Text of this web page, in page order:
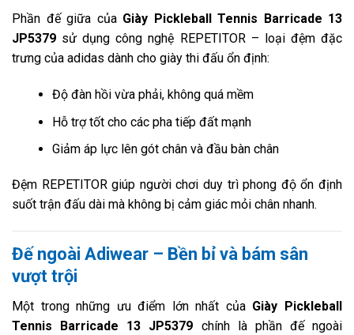
Phần đế giữa của Giày Pickleball Tennis Barricade 13
JP5379 sử dụng công nghệ REPETITOR – loại đệm đặc
trưng của adidas dành cho giày thi đấu ổn định:
Độ đàn hồi vừa phải, không quá mềm
Hỗ trợ tốt cho các pha tiếp đất mạnh
Giảm áp lực lên gót chân và đầu bàn chân
Đệm REPETITOR giúp người chơi duy trì phong độ ổn định
suốt trận đấu dài mà không bị cảm giác mỏi chân nhanh.
Đế ngoài Adiwear – Bền bỉ và bám sân
vượt trội
Một trong những ưu điểm lớn nhất của Giày Pickleball
Tennis Barricade 13 JP5379 chính là phần đế ngoài